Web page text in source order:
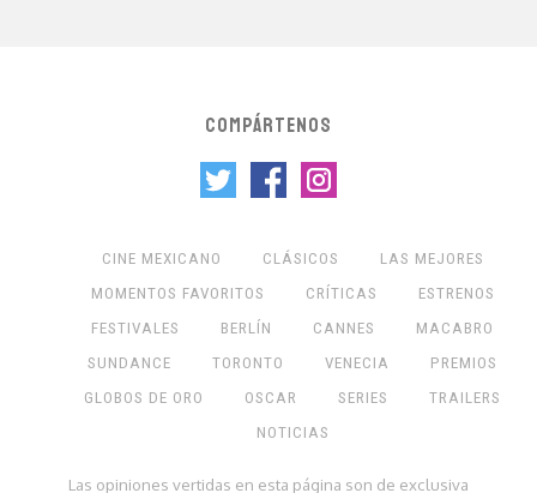
COMPÁRTENOS
CINE MEXICANO CLÁSICOS
LAS MEJORES
MOMENTOS FAVORITOS
CRÍTICAS
ESTRENOS
FESTIVALES
BERLÍN CANNES
MACABRO
SUNDANCE
TORONTO VENECIA
PREMIOS
GLOBOS DE ORO
OSCAR SERIES
TRAILERS
NOTICIAS
Las opiniones vertidas en esta página son de exclusiva